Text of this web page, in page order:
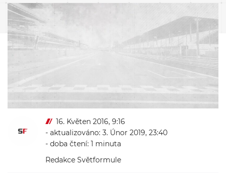
16. Květen 2016, 9:16
- aktualizováno: 3. Únor 2019, 23:40
- doba čtení: 1 minuta
Redakce Světformule